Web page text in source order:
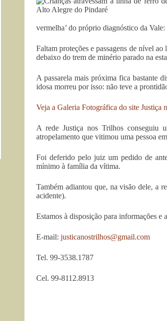
vermelha’ do próprio diagnóstico da
Faltam proteções e passagens de nível
debaixo do trem de minério parado na
A passarela mais próxima fica bastante
idosa morreu por isso: não teve a
Veja a Galeria Fotográfica do site Justiça
A rede Justiça nos Trilhos
atropelamento que vitimou uma pessoa
Foi deferido pelo juiz um pedido de
mínimo à família da vítima.
Também adiantou que, na visão dele, a
acidente).
Estamos à disposição para informações e
E-mail: justicanostrilhos@gmail.com
Tel. 99-3538.1787
Cel. 99-8112.8913